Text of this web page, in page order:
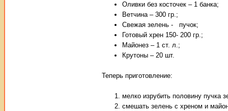
Оливки без косточек – 1 банка;
Ветчина – 300 гр.;
Свежая зелень - пучок;
Готовый хрен 150- 200 гр.;
Майонез – 1 ст. л.;
Крутоны – 20 шт.
Теперь приготовление:
мелко изрубить половину пучка
смешать зелень с хреном и